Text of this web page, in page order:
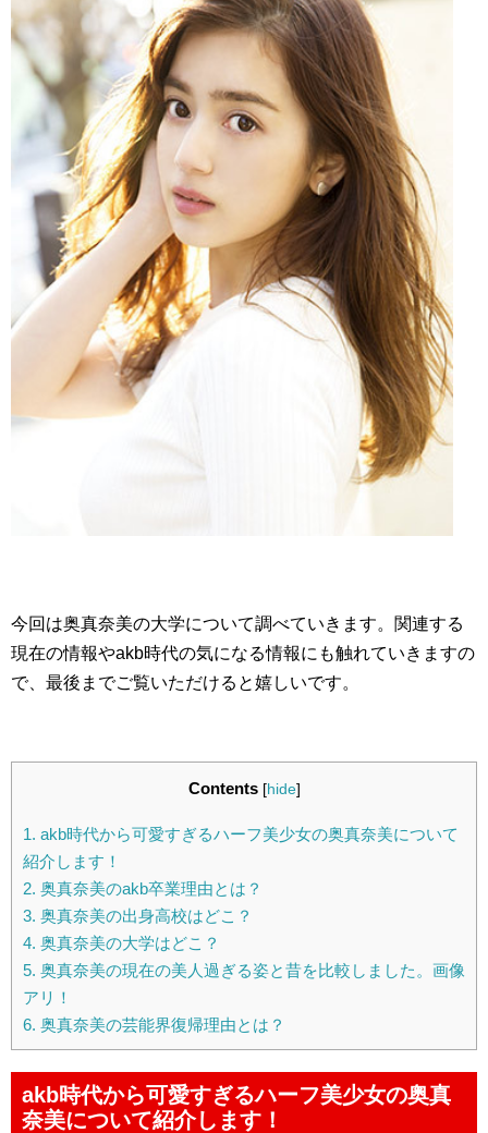
今回は奥真奈美の大学について調べていきます。関連する
現在の情報やakb時代の気になる情報にも触れていきますの
で、最後までご覧いただけると嬉しいです。
Contents [hide]
1. akb時代から可愛すぎるハーフ美少女の奥真奈美について
紹介します！
2. 奥真奈美のakb卒業理由とは？
3. 奥真奈美の出身高校はどこ？
4. 奥真奈美の大学はどこ？
5. 奥真奈美の現在の美人過ぎる姿と昔を比較しました。画像
アリ！
6. 奥真奈美の芸能界復帰理由とは？
akb時代から可愛すぎるハーフ美少女の奥真
奈美について紹介します！